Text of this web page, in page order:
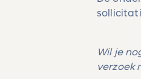
Wil je
verzoek